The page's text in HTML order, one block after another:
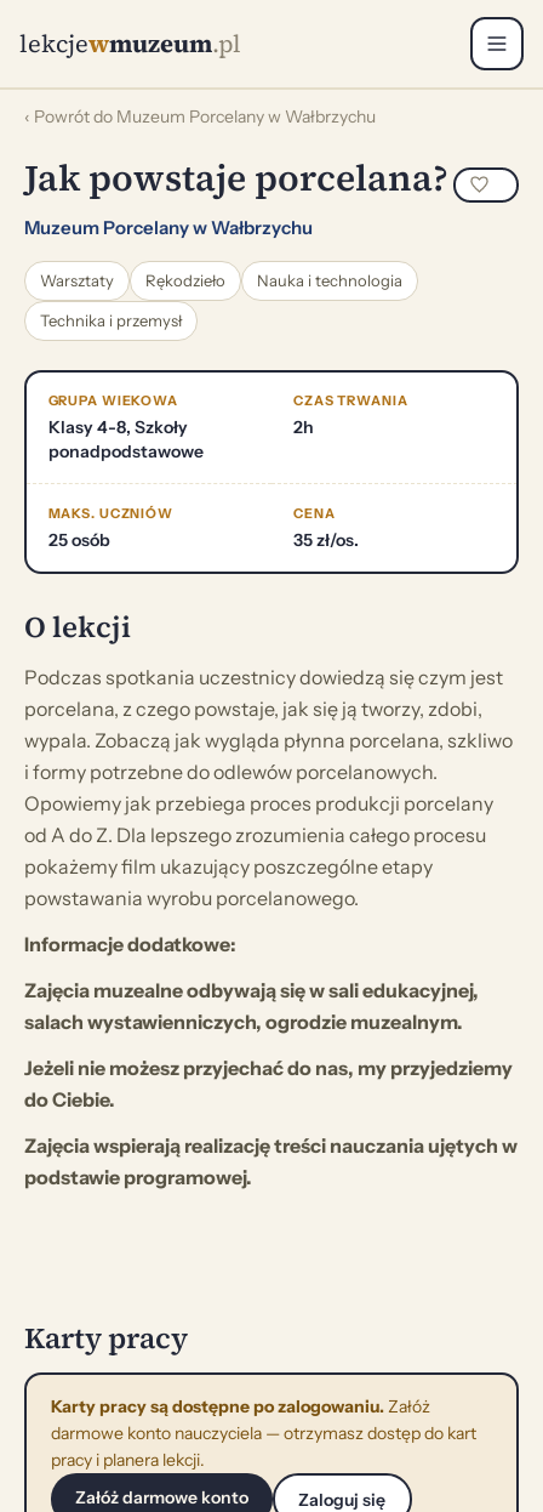
lekcjewmuzeum.pl
‹ Powrót do Muzeum Porcelany w Wałbrzychu
Jak powstaje porcelana?
Muzeum Porcelany w Wałbrzychu
Warsztaty Rękodzieło Nauka i technologia
Technika i przemysł
GRUPA WIEKOWA
Klasy 4-8, Szkoły
ponadpodstawowe
CZAS TRWANIA
2h
MAKS. UCZNIÓW
25 osób
CENA
35 zł/os.
O lekcji
Podczas spotkania uczestnicy dowiedzą się czym jest
porcelana, z czego powstaje, jak się ją tworzy, zdobi,
wypala. Zobaczą jak wygląda płynna porcelana, szkliwo
i formy potrzebne do odlewów porcelanowych.
Opowiemy jak przebiega proces produkcji porcelany
od A do Z. Dla lepszego zrozumienia całego procesu
pokażemy film ukazujący poszczególne etapy
powstawania wyrobu porcelanowego.
Informacje dodatkowe:
Zajęcia muzealne odbywają się w sali edukacyjnej,
salach wystawienniczych, ogrodzie muzealnym.
Jeżeli nie możesz przyjechać do nas, my przyjedziemy
do Ciebie.
Zajęcia wspierają realizację treści nauczania ujętych w
podstawie programowej.
Karty pracy
Karty pracy są dostępne po zalogowaniu.Załóż
darmowe konto nauczyciela — otrzymasz dostęp do kart
pracy i planera lekcji.
Załóż darmowe konto
Zaloguj się